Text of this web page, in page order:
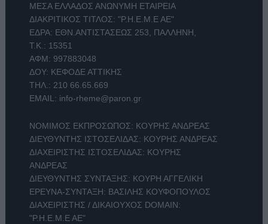
ΜΕΣΑ ΕΛΛΑΔΟΣ ΑΝΩΝΥΜΗ ΕΤΑΙΡΕΙΑ
ΔΙΑΚΡΙΤΙΚΟΣ ΤΙΤΛΟΣ: "Ρ.Η.Ε.Μ.Ε ΑΕ"
ΕΔΡΑ: ΕΘΝ.ΑΝΤΙΣΤΑΣΕΩΣ 253, ΠΑΛΛΗΝΗ,
Τ.Κ.: 15351
ΑΦΜ: 997883048
ΔΟΥ: ΚΕΦΟΔΕ ΑΤΤΙΚΗΣ
ΤΗΛ.: 210 66.65.669
EMAIL: info-rheme@paron.gr
ΝΟΜΙΜΟΣ ΕΚΠΡΟΣΩΠΟΣ: ΚΟΥΡΗΣ ΑΝΔΡΕΑΣ
ΔΙΕΥΘΥΝΤΗΣ ΙΣΤΟΣΕΛΙΔΑΣ: ΚΟΥΡΗΣ ΑΝΔΡΕΑΣ
ΔΙΑΧΕΙΡΙΣΤΗΣ ΙΣΤΟΣΕΛΙΔΑΣ: ΚΟΥΡΗΣ
ΑΝΔΡΕΑΣ
ΔΙΕΥΘΥΝΤΗΣ ΣΥΝΤΑΞΗΣ: ΚΟΥΡΗ ΑΓΓΕΛΙΚΗ
ΕΡΕΥΝΑ-ΣΥΝΤΑΞΗ: ΒΑΣΙΛΗΣ ΚΟΥΦΟΠΟΥΛΟΣ
ΔΙΑΧΕΙΡΙΣΤΗΣ / ΔΙΚΑΙΟΥΧΟΣ DOMAIN:
"Ρ.Η.Ε.Μ.Ε ΑΕ"